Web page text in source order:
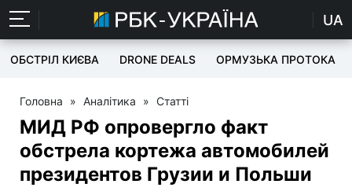
UA
ОБСТРІЛ КИЄВА DRONE DEALS ОРМУЗЬКА ПРОТОКА
Головна » Аналітика » Статті
МИД РФ опровергло факт
обстрела кортежа автомобилей
президентов Грузии и Польши